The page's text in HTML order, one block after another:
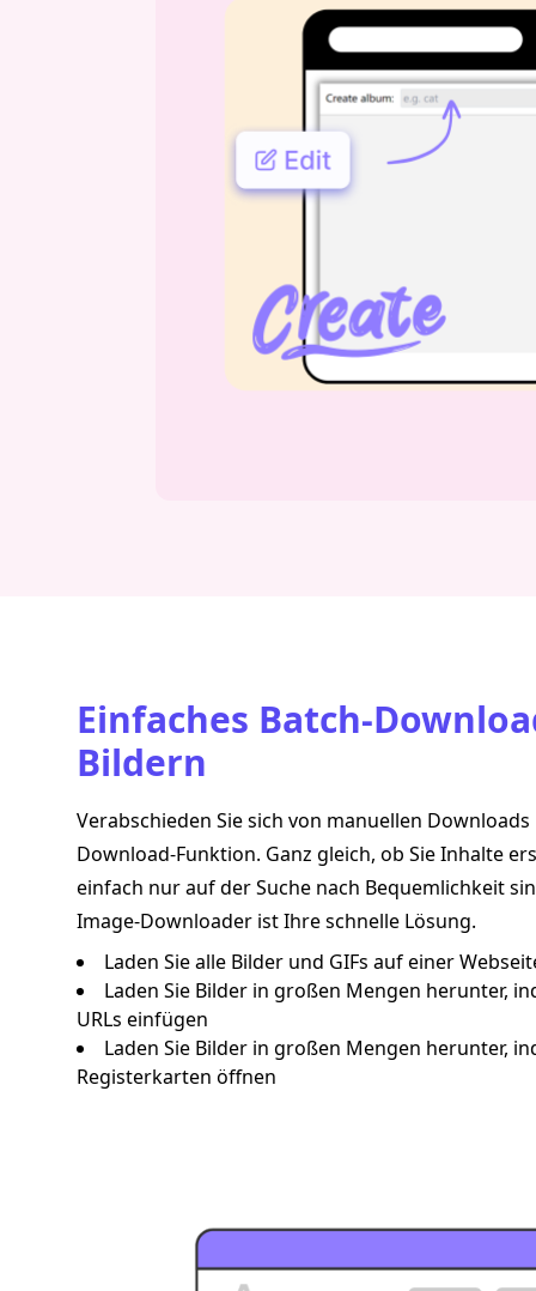
Einfaches Batch-
Bildern
Verabschieden Sie sich von manuellen
Download-Funktion. Ganz gleich, ob Sie Inhalte
einfach nur auf der Suche nach Bequemlichkeit
Image-Downloader ist Ihre schnelle Lösung.
Laden Sie alle Bilder und GIFs auf einer
Laden Sie Bilder in großen Mengen herunter,
URLs einfügen
Laden Sie Bilder in großen Mengen herunter,
Registerkarten öffnen